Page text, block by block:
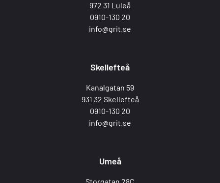
972 31 Luleå
0910-130 20
info@grit.se
Skellefteå
Kanalgatan 59
931 32 Skellefteå
0910-130 20
info@grit.se
Umeå